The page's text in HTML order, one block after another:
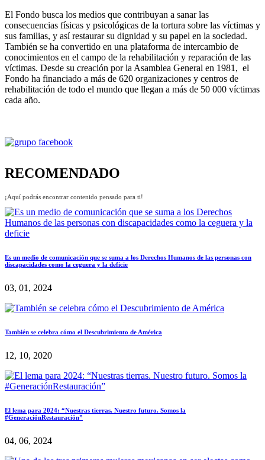
El Fondo busca los medios que contribuyan a sanar las
consecuencias físicas y psicológicas de la tortura sobre las víctimas y
sus familias, y así restaurar su dignidad y su papel en la sociedad.
También se ha convertido en una plataforma de intercambio de
conocimientos en el campo de la rehabilitación y reparación de las
víctimas. Desde su creación por la Asamblea General en 1981, el
Fondo ha financiado a más de 620 organizaciones y centros de
rehabilitación de todo el mundo que llegan a más de 50 000 víctimas
cada año.
RECOMENDADO
¡Aquí podrás encontrar contenido pensado para ti!
Es un medio de comunicación que se suma a los Derechos Humanos de las personas con
discapacidades como la ceguera y la deficie
03, 01, 2024
También se celebra cómo el Descubrimiento de América
12, 10, 2020
El lema para 2024: “Nuestras tierras. Nuestro futuro. Somos la
#GeneraciónRestauración”
04, 06, 2024